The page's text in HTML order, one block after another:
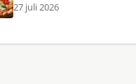
27 juli 2026